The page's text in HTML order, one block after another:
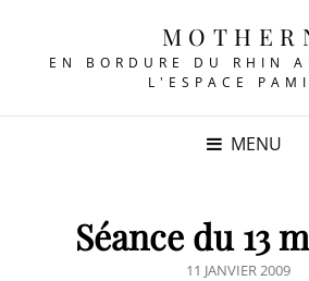
EN BORDURE DU RHIN
L'ESPACE
MENU
Séance du 13
POSTED
11 JANVIER 2009